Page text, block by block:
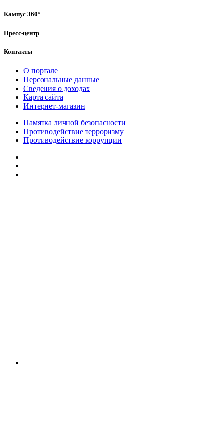
Кампус 360°
Пресс-центр
Контакты
О портале
Персональные данные
Сведения о доходах
Карта сайта
Интернет-магазин
Памятка личной безопасности
Противодействие терроризму
Противодействие коррупции